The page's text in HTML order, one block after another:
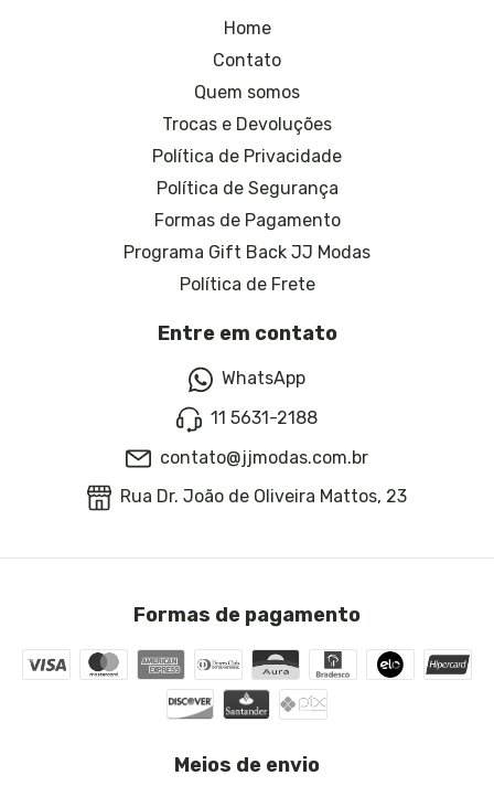
Home
Contato
Quem somos
Trocas e Devoluções
Política de Privacidade
Política de Segurança
Formas de Pagamento
Programa Gift Back JJ Modas
Política de Frete
Entre em contato
WhatsApp
11 5631-2188
contato@jjmodas.com.br
Rua Dr. João de Oliveira Mattos, 23
Formas de pagamento
Meios de envio